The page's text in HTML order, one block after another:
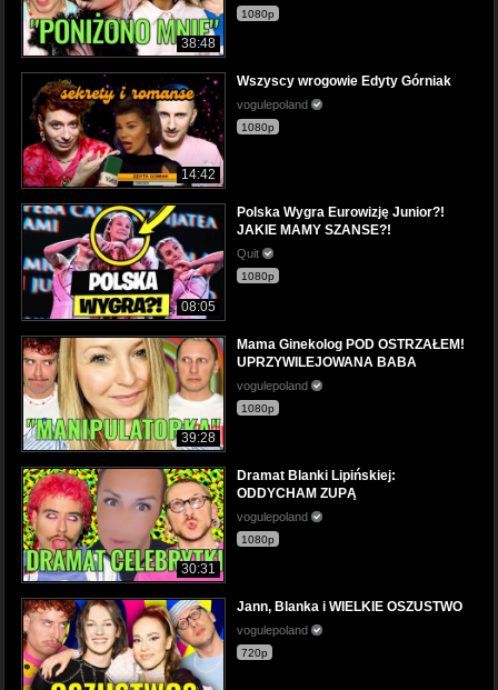
38:48
1080p
14:42
Wszyscy wrogowie Edyty Górniak
vogulepoland
1080p
08:05
Polska Wygra Eurowizję Junior?!
JAKIE MAMY SZANSE?!
Quit
1080p
39:28
Mama Ginekolog POD OSTRZAŁEM!
UPRZYWILEJOWANA BABA
vogulepoland
1080p
30:31
Dramat Blanki Lipińskiej:
ODDYCHAM ZUPĄ
vogulepoland
1080p
Jann, Blanka i WIELKIE OSZUSTWO
vogulepoland
720p